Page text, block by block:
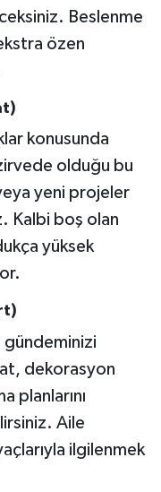
Beslenme
özen
konusunda
zirvede olduğu bu
yeni projeler
Kalbi boş olan
yüksek
gündeminizi
dekorasyon
planlarını
Aile
ilgilenmek